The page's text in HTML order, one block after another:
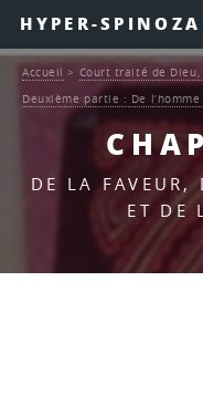
HYPER-SPINOZA
DE LA FAVEUR,
ET DE
Accueil > Court traité de Dieu,
Deuxième partie : De